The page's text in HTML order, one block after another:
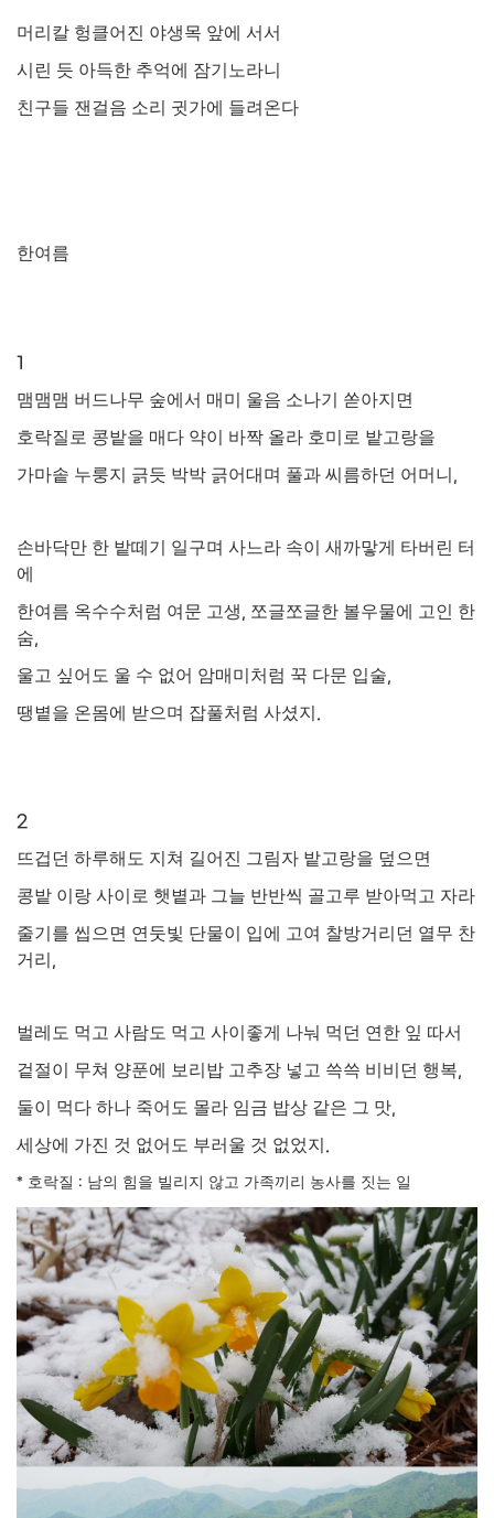
머리칼 헝클어진 야생목 앞에 서서
시린 듯 아득한 추억에 잠기노라니
친구들 잰걸음 소리 귓가에 들려온다
한여름
1
맴맴맴 버드나무 숲에서 매미 울음 소나기 쏟아지면
호락질로 콩밭을 매다 약이 바짝 올라 호미로 밭고랑을
가마솥 누룽지 긁듯 박박 긁어대며 풀과 씨름하던 어머니 ,
손바닥만 한 밭떼기 일구며 사느라 속이 새까맣게 타버린 터
에
한여름 옥수수처럼 여문 고생, 쪼글쪼글한 볼우물에 고인 한
숨,
울고 싶어도 울 수 없어 암매미처럼 꾹 다문 입술,
땡볕을 온몸에 받으며 잡풀처럼 사셨지 .
2
뜨겁던 하루해도 지쳐 길어진 그림자 밭고랑을 덮으면
콩밭 이랑 사이로 햇볕과 그늘 반반씩 골고루 받아먹고 자라
줄기를 씹으면 연둣빛 단물이 입에 고여 찰방거리던 열무 찬
거리 ,
벌레도 먹고 사람도 먹고 사이좋게 나눠 먹던 연한 잎 따서
겉절이 무쳐 양푼에 보리밥 고추장 넣고 쓱쓱 비비던 행복,
둘이 먹다 하나 죽어도 몰라 임금 밥상 같은 그 맛,
세상에 가진 것 없어도 부러울 것 없었지 .
* 호락질 : 남의 힘을 빌리지 않고 가족끼리 농사를 짓는 일